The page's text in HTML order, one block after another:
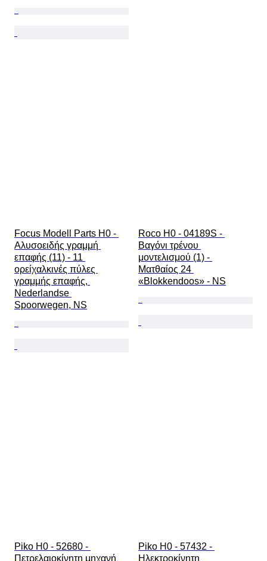
Focus Modell Parts H0 -
Αλυσοειδής γραμμή
επαφής (11) - 11
ορείχαλκινές πύλες
γραμμής επαφής,
Nederlandse
Spoorwegen, NS
Roco H0 - 04189S -
Βαγόνι τρένου
μοντελισμού (1) -
Ματθαίος 24
«Blokkendoos» - NS
Piko H0 - 52680 -
Πετρελαιοκίνητη μηχανή
Piko H0 - 57432 -
Ηλεκτροκίνητη